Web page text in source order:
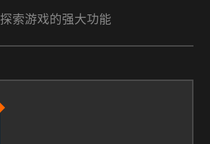
探索游戏的强大功能